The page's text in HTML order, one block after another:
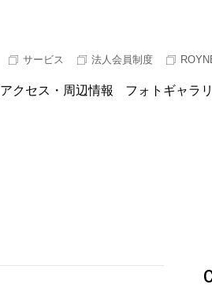
サービス 法人会員制度
アクセス・周辺情報 フォトギャラ